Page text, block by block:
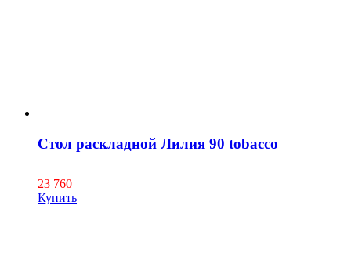
Стол раскладной Лилия 90 tobacco
23 760
Купить